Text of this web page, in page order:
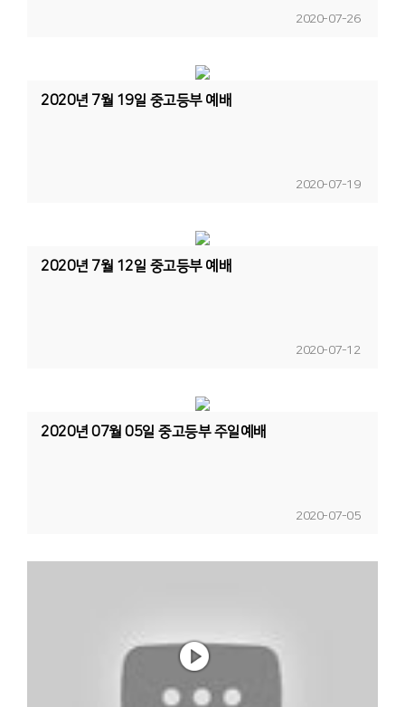
2020-07-26
2020년 7월 19일 중고등부 예배
2020-07-19
2020년 7월 12일 중고등부 예배
2020-07-12
2020년 07월 05일 중고등부 주일예배
2020-07-05